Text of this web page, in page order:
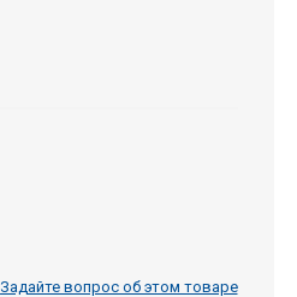
Задайте вопрос об этом товаре